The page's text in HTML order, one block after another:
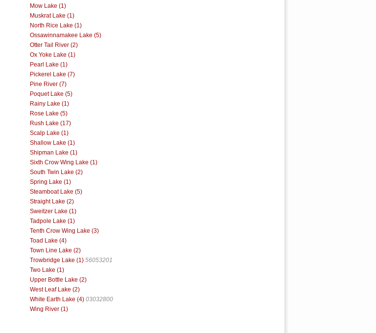
Mow Lake (1)
Muskrat Lake (1)
North Rice Lake (1)
Ossawinnamakee Lake (5)
Otter Tail River (2)
Ox Yoke Lake (1)
Pearl Lake (1)
Pickerel Lake (7)
Pine River (7)
Poquet Lake (5)
Rainy Lake (1)
Rose Lake (5)
Rush Lake (17)
Scalp Lake (1)
Shallow Lake (1)
Shipman Lake (1)
Sixth Crow Wing Lake (1)
South Twin Lake (2)
Spring Lake (1)
Steamboat Lake (5)
Straight Lake (2)
Sweitzer Lake (1)
Tadpole Lake (1)
Tenth Crow Wing Lake (3)
Toad Lake (4)
Town Line Lake (2)
Trowbridge Lake (1) 56053201
Two Lake (1)
Upper Bottle Lake (2)
West Leaf Lake (2)
White Earth Lake (4) 03032800
Wing River (1)